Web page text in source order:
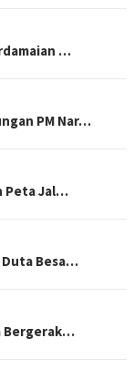
…
PM Nar…
Peta Jal…
Duta Besa…
Bergerak…